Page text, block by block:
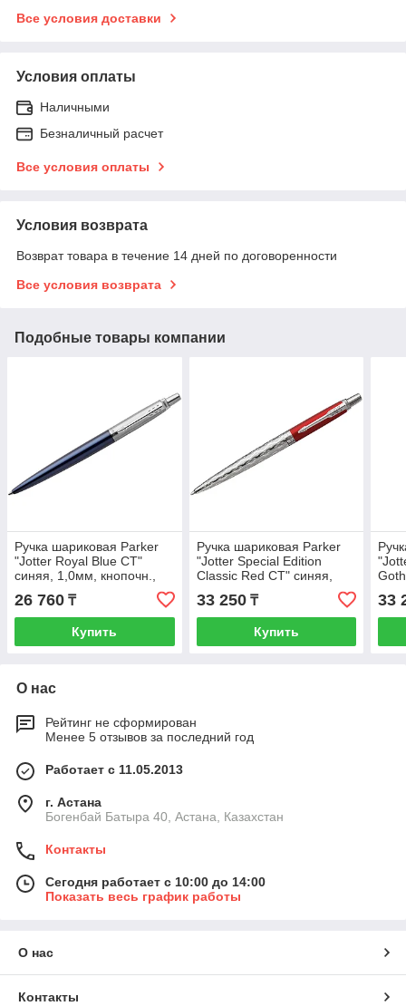
Все условия доставки
Условия оплаты
Наличными
Безналичный расчет
Все условия оплаты
Условия возврата
Возврат товара в течение 14 дней по договоренности
Все условия возврата
Подобные товары компании
Ручка шариковая Parker
"Jotter Royal Blue CT"
синяя, 1,0мм, кнопочн.,
подар. уп.
26 760 ₸
Купить
Ручка шариковая Parker
"Jotter Special Edition
Classic Red CT" синяя,
1,0мм, кнопочн., подар.
уп.
33 250₸
Купить
уп.
33
О нас
Рейтинг не сформирован
Менее 5 отзывов за последний год
Работает с 11.05.2013
г. Астана
Богенбай Батыра 40, Астана, Казахстан
Контакты
Сегодня работает с 10:00 до 14:00
Показать весь график работы
О нас
Контакты